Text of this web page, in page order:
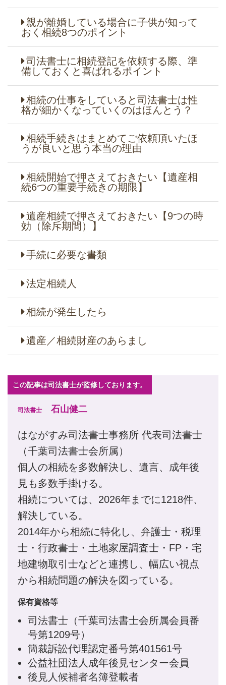
親が離婚している場合に子供が知って
おく相続8つのポイント
司法書士に相続登記を依頼する際、準
備しておくと喜ばれるポイント
相続の仕事をしていると司法書士は性
格が細かくなっていくのはほんとう？
相続手続きはまとめてご依頼頂いたほ
うが良いと思う本当の理由
相続開始で押さえておきたい【遺産相
続6つの重要手続きの期限】
遺産相続で押さえておきたい【9つの時
効（除斥期間）】
手続に必要な書類
法定相続人
相続が発生したら
遺産／相続財産のあらまし
この記事は司法書士が監修しております。
司法書士石山健二
はながすみ司法書士事務所 代表司法書士
（千葉司法書士会所属）
個人の相続を多数解決し、遺言、成年後
見も多数手掛ける。
相続については、2026年までに1218件、
解決している。
2014年から相続に特化し、弁護士・税理
士・行政書士・土地家屋調査士・FP・宅
地建物取引士などと連携し、幅広い視点
から相続問題の解決を図っている。
保有資格等
司法書士（千葉司法書士会所属会員番
号第1209号）
簡裁訴訟代理認定番号第401561号
公益社団法人成年後見センター会員
後見人候補者名簿登載者